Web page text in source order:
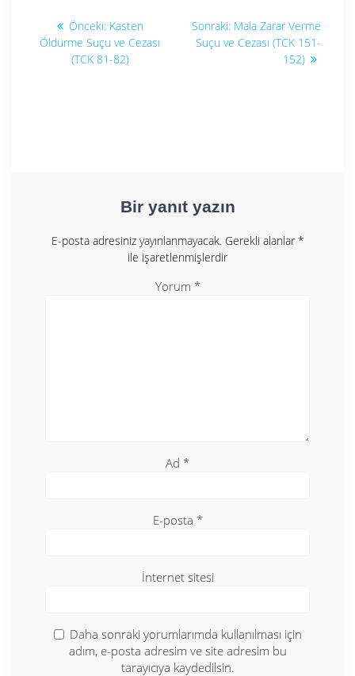
Yazı
gezinmesi
Önceki: Önceki
yazı:
Kasten
Öldürme Suçu ve Cezası
(TCK 81-82)
Sonraki: Sonraki
yazı:
Mala Zarar Verme
Suçu ve Cezası (TCK 151-
152)
Bir yanıt yazın
E-posta adresiniz yayınlanmayacak. Gerekli alanlar *
ile işaretlenmişlerdir
Yorum *
Ad *
E-posta *
İnternet sitesi
Daha sonraki yorumlarımda kullanılması için
adım, e-posta adresim ve site adresim bu
tarayıcıya kaydedilsin.